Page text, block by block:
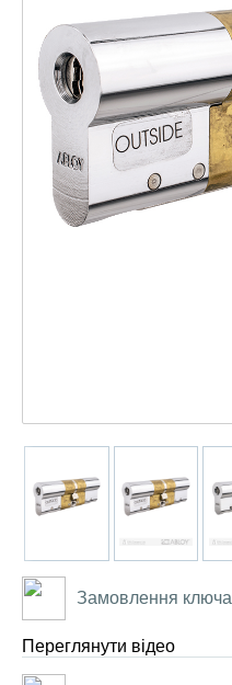
Замовлення ключа
Переглянути відео